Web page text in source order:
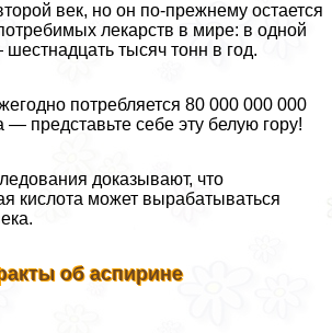
век, но он по-прежнему остается
лекарств в мире: в одной
тысяч тонн в год.
потрeбляется 80 000 000 000
— представьте себе эту белую гору!
доказывают, что
кислота может выpaбатываться
об аспирине